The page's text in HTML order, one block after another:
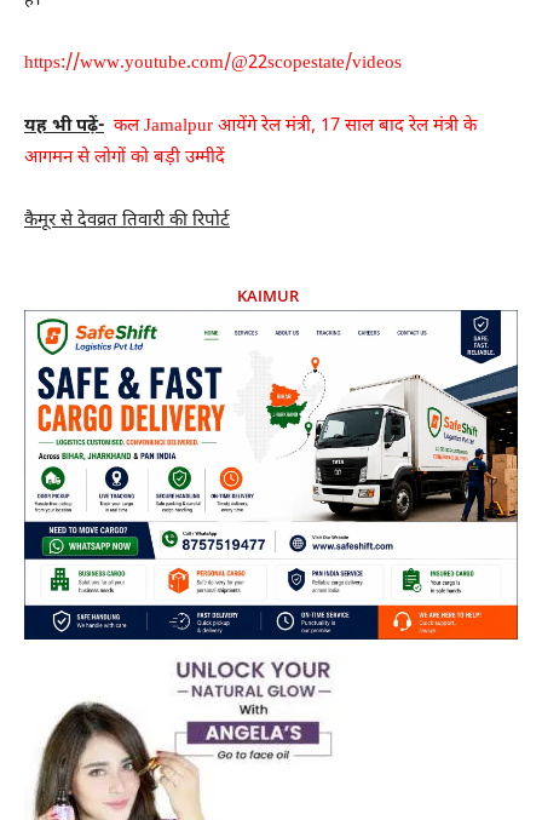
https://www.youtube.com/@22scopestate/videos
यह भी पढ़ें- कल Jamalpur आयेंगे रेल मंत्री, 17 साल बाद रेल मंत्री के
आगमन से लोगों को बड़ी उम्मीदें
कैमूर से देवव्रत तिवारी की रिपोर्ट
KAIMUR